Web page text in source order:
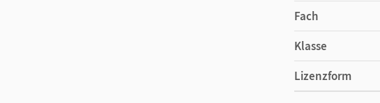
Fach
Klasse
Lizenzform